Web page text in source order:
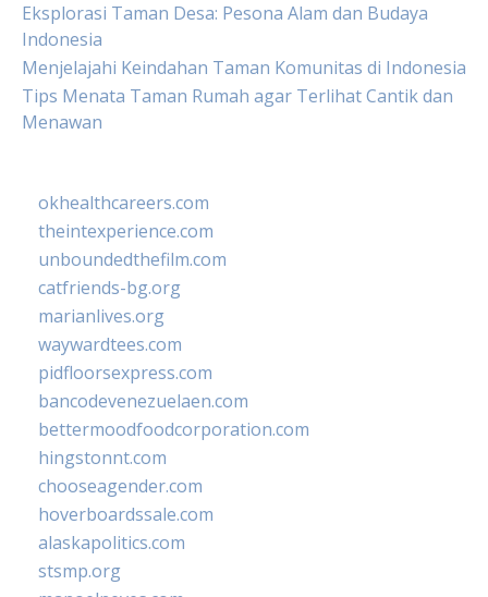
Eksplorasi Taman Desa: Pesona Alam dan Budaya
Indonesia
Menjelajahi Keindahan Taman Komunitas di Indonesia
Tips Menata Taman Rumah agar Terlihat Cantik dan
Menawan
okhealthcareers.com
theintexperience.com
unboundedthefilm.com
catfriends-bg.org
marianlives.org
waywardtees.com
pidfloorsexpress.com
bancodevenezuelaen.com
bettermoodfoodcorporation.com
hingstonnt.com
chooseagender.com
hoverboardssale.com
alaskapolitics.com
stsmp.org